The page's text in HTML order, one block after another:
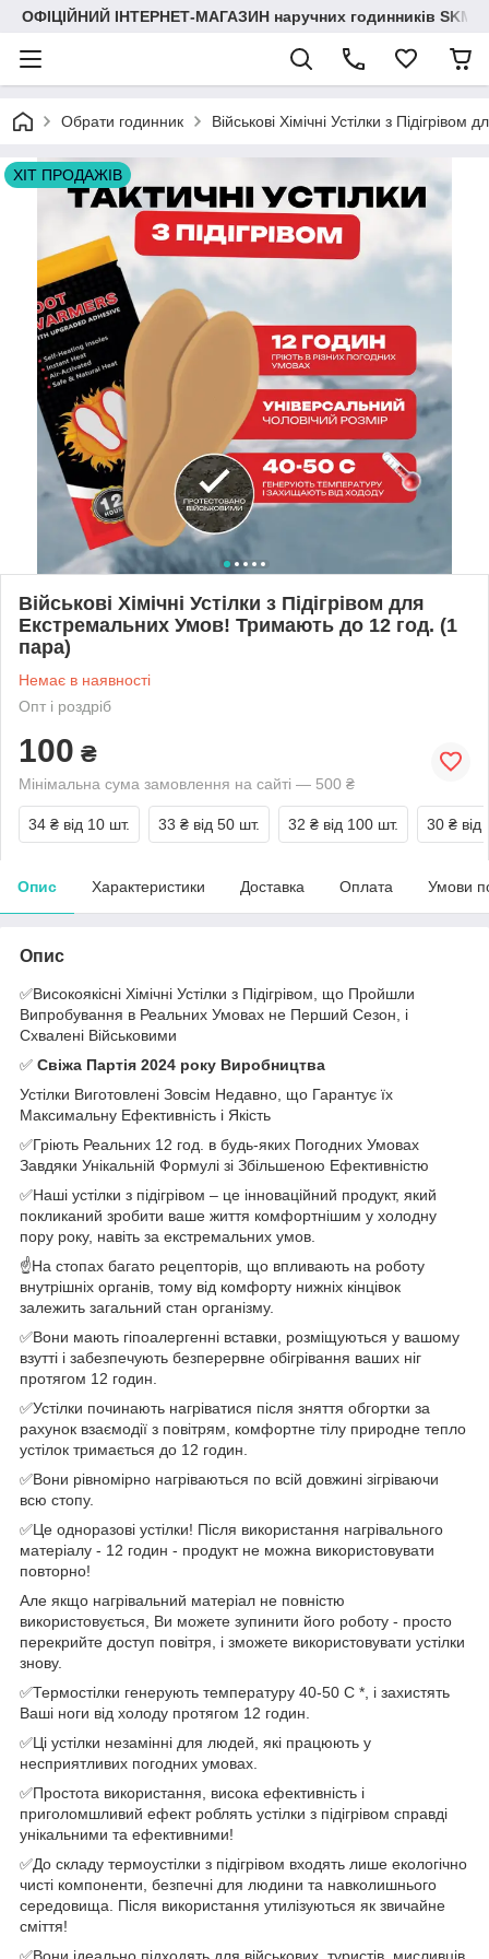
ОФІЦІЙНИЙ ІНТЕРНЕТ-МАГАЗИН наручних годинників SKMEI
Обрати годинник Військові Хімічні Устілки з
ХІТ ПРОДАЖІВ
Військові Хімічні Устілки з Підігрівом для
Екстремальних Умов! Тримають до 12 год. (1
пара)
Немає в наявності
Опт і роздріб
100 ₴
Мінімальна сума замовлення на сайті — 500 ₴
34 ₴ від 10 шт. 33 ₴ від 50 шт. 32 ₴ від 100 шт. 30 ₴
Опис Характеристики Доставка Оплата Умови
Опис
✅Високоякісні Хімічні Устілки з Підігрівом, що Пройшли
Випробування в Реальних Умовах не Перший Сезон, і
Схвалені Військовими
✅ Свіжа Партія 2024 року Виробництва
Устілки Виготовлені Зовсім Недавно, що Гарантує їх
Максимальну Ефективність і Якість
✅Гріють Реальних 12 год. в будь-яких Погодних Умовах
Завдяки Унікальній Формулі зі Збільшеною Ефективністю
✅Наші устілки з підігрівом – це інноваційний продукт, який
покликаний зробити ваше життя комфортнішим у холодну
пору року, навіть за екстремальних умов.
☝️На стопах багато рецепторів, що впливають на роботу
внутрішніх органів, тому від комфорту нижніх кінцівок
залежить загальний стан організму.
✅Вони мають гіпоалергенні вставки, розміщуються у вашому
взутті і забезпечують безперервне обігрівання ваших ніг
протягом 12 годин.
✅Устілки починають нагріватися після зняття обгортки за
рахунок взаємодії з повітрям, комфортне тілу природне тепло
устілок тримається до 12 годин.
✅Вони рівномірно нагріваються по всій довжині зігріваючи
всю стопу.
✅Це одноразові устілки! Після використання нагрівального
матеріалу - 12 годин - продукт не можна використовувати
повторно!
Але якщо нагрівальний матеріал не повністю
використовується, Ви можете зупинити його роботу - просто
перекрийте доступ повітря, і зможете використовувати устілки
знову.
✅Термостілки генерують температуру 40-50 С *, і захистять
Ваші ноги від холоду протягом 12 годин.
✅Ці устілки незамінні для людей, які працюють у
несприятливих погодних умовах.
✅Простота використання, висока ефективність і
приголомшливий ефект роблять устілки з підігрівом справді
унікальними та ефективними!
✅До складу термоустілки з підігрівом входять лише екологічно
чисті компоненти, безпечні для людини та навколишнього
середовища. Після використання утилізуються як звичайне
сміття!
✅Вони ідеально підходять для військових, туристів, мисливців,